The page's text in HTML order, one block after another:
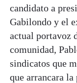
candidato a
Gabilondo y el
actual portavoz
comunidad,
sindicatos que
que arrancara la